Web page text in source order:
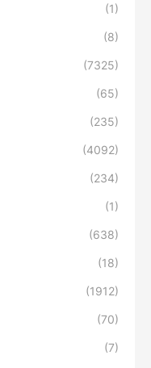
(1)
(8)
(7325)
(65)
(235)
(4092)
(234)
(1)
(638)
(18)
(1912)
(70)
(7)